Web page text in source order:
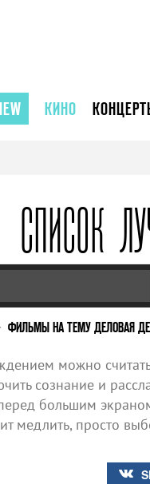
КИНО
СПИСОК
ФИЛЬМЫ НА ТЕМУ ДЕЛОВАЯ
можно
сознание и
большим
медлить, просто